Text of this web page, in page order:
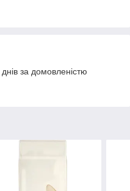
за домовленістю